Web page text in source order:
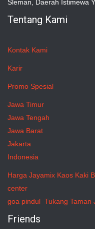
Sleman, Daerah Istimewa
Tentang Kami
Kontak Kami
Karir
Promo Spesial
Jawa Timur
Jawa Tengah
Jawa Barat
Jakarta
Indonesia
Harga Jayamix Kaos Kaki
center
goa pindul Tukang Taman
Friends